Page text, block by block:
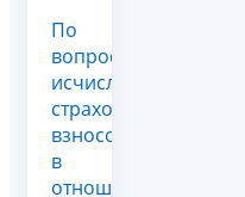
По
вопросу
исчисления
страховых
взносов
в
отношении